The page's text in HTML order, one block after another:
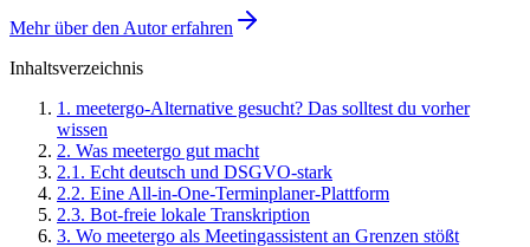
Mehr über den Autor erfahren
Inhaltsverzeichnis
1 . meetergo-Alternative gesucht? Das solltest du vorher
wissen
2. Was meetergo gut macht
2.1 . Echt deutsch und DSGVO-stark
2.2. Eine All-in-One-Terminplaner-Plattform
2.3. Bot-freie lokale Transkription
3. Wo meetergo als Meetingassistent an Grenzen stößt